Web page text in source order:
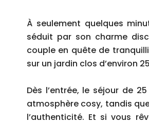
À seulement quelques
séduit par son charme
couple en quête de
sur un jardin clos d’environ
Dès l’entrée, le séjour de
atmosphère cosy, tandis
l’authenticité. Et si vous